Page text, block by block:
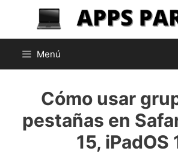
contenido
Menú
Cómo usar
pestañas en
15, iPadOS